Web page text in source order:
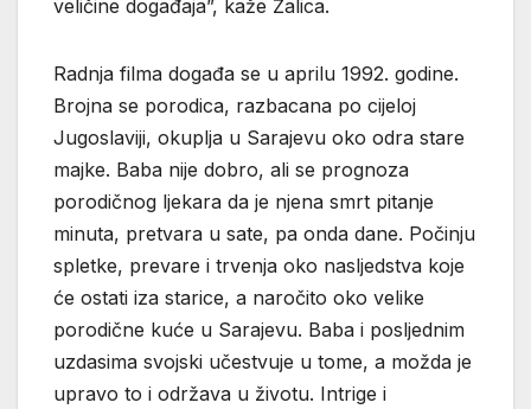
veličine događaja”, kaže Žalica.
Radnja filma događa se u aprilu 1992. godine.
Brojna se porodica, razbacana po cijeloj
Jugoslaviji, okuplja u Sarajevu oko odra stare
majke. Baba nije dobro, ali se prognoza
porodičnog ljekara da je njena smrt pitanje
minuta, pretvara u sate, pa onda dane. Počinju
spletke, prevare i trvenja oko nasljedstva koje
će ostati iza starice, a naročito oko velike
porodične kuće u Sarajevu. Baba i posljednim
uzdasima svojski učestvuje u tome, a možda je
upravo to i održava u životu. Intrige i